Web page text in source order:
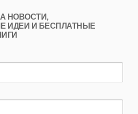
НОВОСТИ,
ИДЕИ И БЕСПЛАТНЫЕ